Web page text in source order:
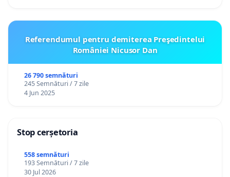
Referendumul pentru demiterea Preşedintelui
României Nicusor Dan
26 790 semnături
245 Semnături / 7 zile
4 Jun 2025
Stop cerșetoria
558 semnături
193 Semnături / 7 zile
30 Jul 2026